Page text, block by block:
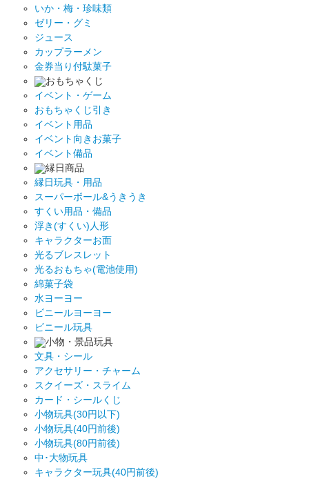
いか・梅・珍味類
ゼリー・グミ
ジュース
カップラーメン
金券当り付駄菓子
おもちゃくじ
イベント・ゲーム
おもちゃくじ引き
イベント用品
イベント向きお菓子
イベント備品
縁日商品
縁日玩具・用品
スーパーボール&うきうき
すくい用品・備品
浮き(すくい)人形
キャラクターお面
光るブレスレット
光るおもちゃ(電池使用)
綿菓子袋
水ヨーヨー
ビニールヨーヨー
ビニール玩具
小物・景品玩具
文具・シール
アクセサリー・チャーム
スクイーズ・スライム
カード・シールくじ
小物玩具(30円以下)
小物玩具(40円前後)
小物玩具(80円前後)
中･大物玩具
キャラクター玩具(40円前後)